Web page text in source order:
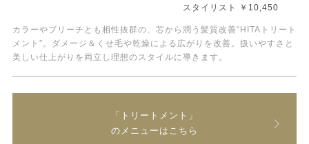
スタイリスト ￥10,450
カラーやブリーチとも相性抜群の、芯から潤う髪質改善“HITAトリート
メント”。ダメージ＆くせ毛や乾燥による広がりを改善。扱いやすさと
美しい仕上がりを両立し理想のスタイルに導きます。
「トリートメント」
のメニューはこちら